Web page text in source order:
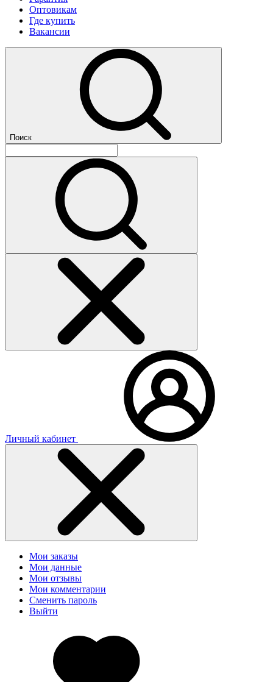
Оптовикам
Где купить
Вакансии
Поиск
Личный кабинет
Мои заказы
Мои данные
Мои отзывы
Мои комментарии
Сменить пароль
Выйти